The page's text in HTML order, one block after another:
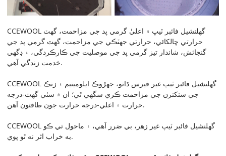
CCEWOOL گھلنشيل فائبر ٽيپ ۾ اعليٰ گرمي پد جي مزاحمت، گھٽ
حرارتي چالکائي، حرارتي جھٽڪي جي مزاحمت، گھٽ گرمي پد جي
گنجائش، شاندار تيز گرمي پد جي موصليت جي ڪارڪردگي، ۽ ڊگھي
خدمت زندگي آھي.
CCEWOOL گھلنشيل فائبر ٽيپ غير فيرس ڌاتو، جهڙوڪ ايلومينيم ۽ زنڪ
جي سنکنرن جي مزاحمت ڪري سگهي ٿي؛ ان ۾ سٺي گهٽ-درجه
حرارت ۽ اعلي-درجه حرارت جون طاقتون آهن.
CCEWOOL گھلنشيل فائبر ٽيپ غير زهر، بي ضرر آهي، ۽ ماحول تي ڪو
به خراب اثر نه ٿو پوي.